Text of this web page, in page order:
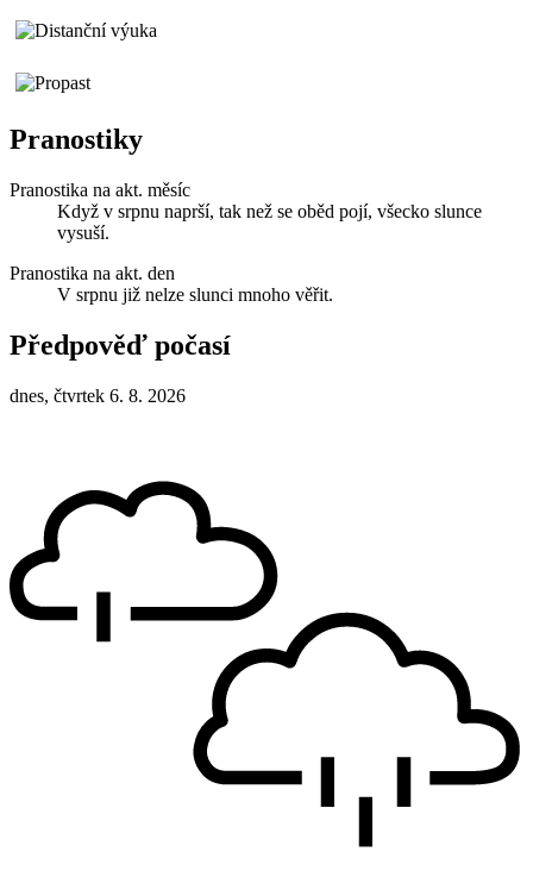
Pranostiky
Pranostika na akt. měsíc
Když v srpnu naprší, tak než se oběd pojí, všecko slunce
vysuší.
Pranostika na akt. den
V srpnu již nelze slunci mnoho věřit.
Předpověď počasí
dnes, čtvrtek 6. 8. 2026